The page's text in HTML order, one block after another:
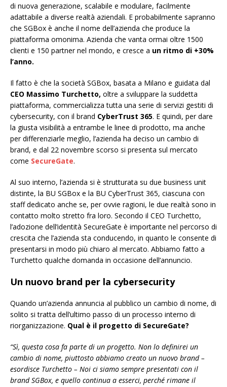
di nuova generazione, scalabile e modulare, facilmente
adattabile a diverse realtà aziendali. E probabilmente sapranno
che SGBox è anche il nome dell’azienda che produce la
piattaforma omonima. Azienda che vanta ormai oltre 1500
clienti e 150 partner nel mondo, e cresce a un ritmo di +30%
l’anno.
Il fatto è che la società SGBox, basata a Milano e guidata dal
CEO Massimo Turchetto, oltre a sviluppare la suddetta
piattaforma, commercializza tutta una serie di servizi gestiti di
cybersecurity, con il brand CyberTrust 365. E quindi, per dare
la giusta visibilità a entrambe le linee di prodotto, ma anche
per differenziarle meglio, l’azienda ha deciso un cambio di
brand, e dal 22 novembre scorso si presenta sul mercato
come SecureGate.
Al suo interno, l’azienda si è strutturata su due business unit
distinte, la BU SGBox e la BU CyberTrust 365, ciascuna con
staff dedicato anche se, per ovvie ragioni, le due realtà sono in
contatto molto stretto fra loro. Secondo il CEO Turchetto,
l’adozione dell’identità SecureGate è importante nel percorso di
crescita che l’azienda sta conducendo, in quanto le consente di
presentarsi in modo più chiaro al mercato. Abbiamo fatto a
Turchetto qualche domanda in occasione dell’annuncio.
Un nuovo brand per la cybersecurity
Quando un’azienda annuncia al pubblico un cambio di nome, di
solito si tratta dell’ultimo passo di un processo interno di
riorganizzazione. Qual è il progetto di SecureGate?
“Sì, questa cosa fa parte di un progetto. Non lo definirei un
cambio di nome, piuttosto abbiamo creato un nuovo brand –
esordisce Turchetto – Noi ci siamo sempre presentati con il
brand SGBox, e quello continua a esserci, perché rimane il